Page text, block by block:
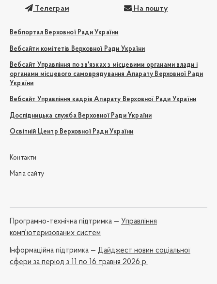
Телеграм На пошту
Вебпортал Верховної Ради України
Вебсайти комітетів Верховної Ради України
Вебсайт Управління по зв'язках з місцевими органами влади і
органами місцевого самоврядування Апарату Верховної Ради
України
Вебсайт Управління кадрів Апарату Верховної Ради України
Дослідницька служба Верховної Ради України
Освітній Центр Верховної Ради України
Контакти
Мапа сайту
Програмно-технічна підтримка — Управління
комп'ютеризованих систем
Iнформаційна підтримка — Дайджест новин соціальної
сфери за період з 11 по 16 травня 2026 р.